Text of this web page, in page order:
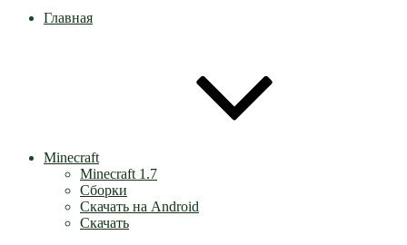
Главная
Minecraft
Minecraft 1.7
Сборки
Скачать на Android
Скачать